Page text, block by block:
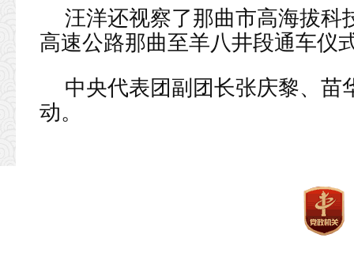
汪洋还视察了那曲市高海拔科
高速公路那曲至羊八井段通车仪
中央代表团副团长张庆黎、苗
动。